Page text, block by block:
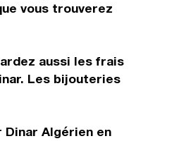
vous trouverez
aussi les frais
Les bijouteries
Dinar Algérien en